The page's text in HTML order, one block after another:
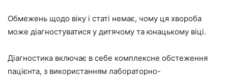
Обмежень щодо віку і статі немає, чому ця хвороба
може діагностуватися у дитячому та юнацькому віці.
Діагностика включає в себе комплексне обстеження
пацієнта, з використанням лабораторно-